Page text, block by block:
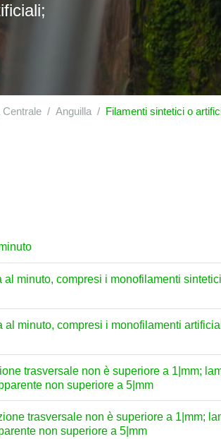
Anguilla Filamenti sintetici o artificiali; lamelle e forme simili di
minuto, compresi i monofilamenti
minuto, compresi i monofilamenti
trasversale non è superiore a 1|mm;
non superiore a 5|mm
trasversale non è superiore a 1|mm;
non superiore a 5|mm